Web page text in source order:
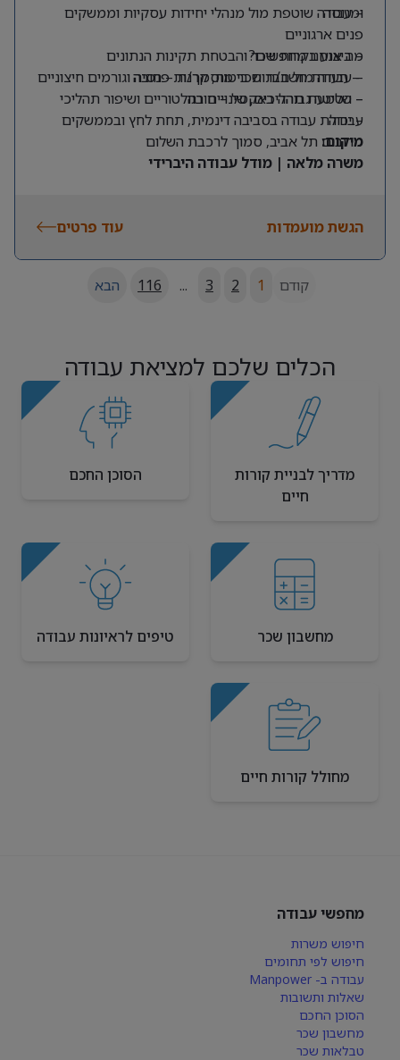
ומנוסה
– עבודה שוטפת מול מנהלי יחידות עסקיות וממשקים
פנים ארגוניים
– ביצוע בקרות שכר והבטחת תקינות הנתונים
– עבודה מול חברות ביטוח, קרנות פנסיה וגורמים חיצוניים
– הטמעת תהליכים, שינויים רגולטוריים ושיפור תהליכי
עבודה
מה אנחנו מחפשים?
– תעודת חשב/ת שכר מוסמך/ת – חובה
– שליטה גבוהה באקסל – חובה
– יכולת עבודה בסביבה דינמית, תחת לחץ ובממשקים
מרובים
מיקום: תל אביב, סמוך לרכבת השלום
משרה מלאה | מודל עבודה היברידי
הגשת מועמדות עוד פרטים
קודם 1
2
3
...
116 הבא
הכלים שלכם למציאת עבודה
מדריך לבניית קורות
חיים
הסוכן החכם
מחשבון שכר טיפים לראיונות עבודה
מחולל קורות חיים
מחפשי עבודה
חיפוש משרות
חיפוש לפי תחומים
עבודה ב- Manpower
שאלות ותשובות
הסוכן החכם
מחשבון שכר
טבלאות שכר